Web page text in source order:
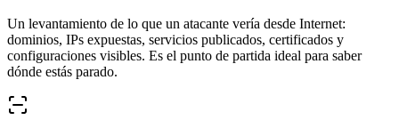
Un levantamiento de lo que un atacante vería desde Internet:
dominios, IPs expuestas, servicios publicados, certificados y
configuraciones visibles. Es el punto de partida ideal para saber
dónde estás parado.